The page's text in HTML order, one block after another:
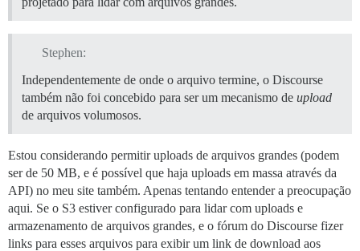
Stephen:
Independentemente de onde o arquivo termine, o Discourse
também não foi concebido para ser um mecanismo de upload
de arquivos volumosos.
Estou considerando permitir uploads de arquivos grandes (podem
ser de 50 MB, e é possível que haja uploads em massa através da
API) no meu site também. Apenas tentando entender a preocupação
aqui. Se o S3 estiver configurado para lidar com uploads e
armazenamento de arquivos grandes, e o fórum do Discourse fizer
links para esses arquivos para exibir um link de download aos